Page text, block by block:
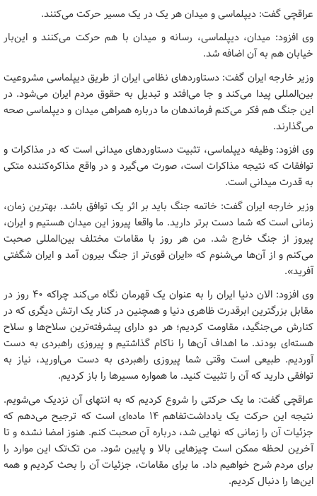
عراقچی گفت: دیپلماسی و میدان هر یک در یک مسیر حرکت می‌کنند.
وی افزود: میدان، دیپلماسی، رسانه و میدان با هم حرکت می‌کنند و این‌بار
خیابان هم به آن اضافه شد.
وزیر خارجه ایران گفت: دستاوردهای نظامی ایران از طریق دیپلماسی مشروعیت
بین‌المللی پیدا می‌کند و جا می‌افتد و تبدیل به حقوق مردم ایران می‌شود. در
این جنگ هم فکر می‌کنم فرماندهان ما درباره همراهی میدان و دیپلماسی صحه
می‌گذارند.
وی افزود: وظیفه دیپلماسی، تثبیت دستاوردهای میدانی است که در مذاکرات و
توافقات که نتیجه مذاکرات است، صورت می‌گیرد و در واقع مذاکره‌کننده متکی
به قدرت میدانی است.
وزیر خارجه ایران گفت: خاتمه جنگ باید بر اثر یک توافق باشد. بهترین زمان،
زمانی است که شما دست برتر دارید. ما واقعا پیروز این میدان هستیم و ایران،
پیروز از جنگ خارج شد. من هر روز با مقامات مختلف بین‌المللی صحبت
می‌کنم و از آن‌ها می‌شنوم که «ایران قوی‌تر از جنگ بیرون آمد و ایران شگفتی
آفرید».
وی افزود: الان دنیا ایران را به عنوان یک قهرمان نگاه می‌کند چراکه ۴۰ روز در
مقابل بزرگترین ابرقدرت ظاهری دنیا و همچنین در کنار یک ارتش دیگری که در
کنارش می‌جنگید، مقاومت کردیم؛ هر دو دارای پیشرفته‌ترین سلاح‌ها و سلاح
هسته‌ای بودند. ما اهداف آن‌ها را ناکام گذاشتیم و پیروزی راهبردی به دست
آوردیم. طبیعی است وقتی شما پیروزی راهبردی به دست می‌اورید، نیاز به
توافقی دارید که آن را تثبیت کنید. ما همواره مسیرها را باز کردیم.
عراقچی گفت: ما یک حرکتی را شروع کردیم که به انتهای آن نزدیک می‌شویم.
نتیجه این حرکت یک یادداشت‌تفاهم ۱۴ ماده‌ای است که ترجیح می‌دهم که
جزئیات آن را زمانی که نهایی شد، درباره آن صحبت کنم. هنوز امضا نشده و تا
آخرین لحظه ممکن است چیزهایی بالا و پایین شود. من تک‌تک این موارد را
برای مردم شرح خواهیم داد. ما برای مقامات، جزئیات آن را بحث کردیم و همه
این‌ها را دنبال کردیم.